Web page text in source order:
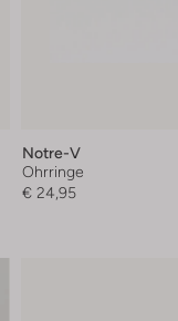
Notre-V
Ohrringe
€ 24,95